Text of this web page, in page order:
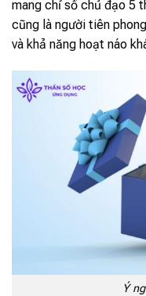
mang chỉ số chủ đạo 5
cũng là người tiên
và khả năng hoạt náo
Ý